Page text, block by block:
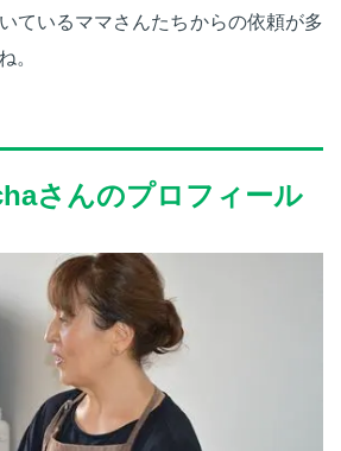
ているママさんたちからの依頼が多
。
さんのプロフィール